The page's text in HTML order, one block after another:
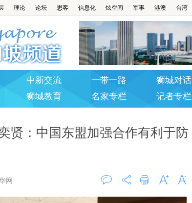
理论 论坛 思客 信息化 炫空间 军事 港澳 台湾
中新交流 一带一路 狮城对话
狮城教育 名家专栏 记者专栏
贤：中国东盟加强合作有利于防
网